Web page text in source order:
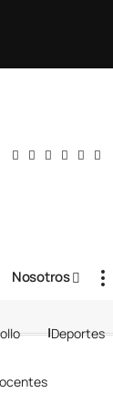
Nosotros
Deportes